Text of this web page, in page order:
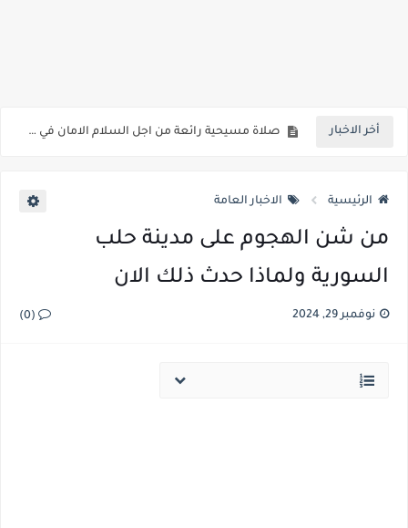
أخر الاخبار
عدد مسيحيي العراق وما هي نسبة المسيحيين في العراق شاهد المفاجأة
عذراء اول من تعجن وتخبز وتفتتح افران باطنايا في سهل نينوى شمال االعراق
الرئيسية الاخبار العامة
من شن الهجوم على مدينة حلب
السورية ولماذا حدث ذلك الان
نوفمبر 29, 2024 (0)